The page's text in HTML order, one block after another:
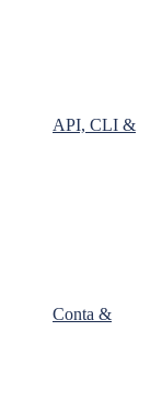
API, CLI &
Conta &